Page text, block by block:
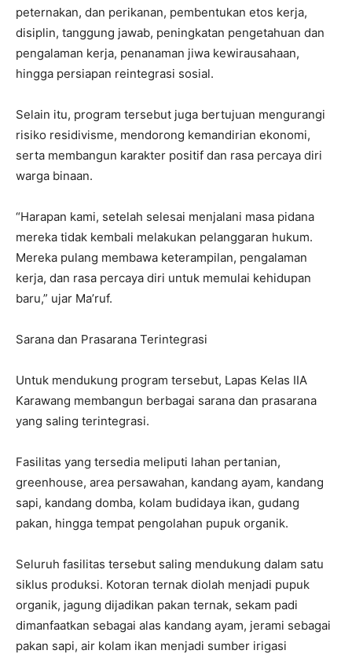
peternakan, dan perikanan, pembentukan etos kerja,
disiplin, tanggung jawab, peningkatan pengetahuan dan
pengalaman kerja, penanaman jiwa kewirausahaan,
hingga persiapan reintegrasi sosial.
Selain itu, program tersebut juga bertujuan mengurangi
risiko residivisme, mendorong kemandirian ekonomi,
serta membangun karakter positif dan rasa percaya diri
warga binaan.
“Harapan kami, setelah selesai menjalani masa pidana
mereka tidak kembali melakukan pelanggaran hukum.
Mereka pulang membawa keterampilan, pengalaman
kerja, dan rasa percaya diri untuk memulai kehidupan
baru,” ujar Ma’ruf.
Sarana dan Prasarana Terintegrasi
Untuk mendukung program tersebut, Lapas Kelas IIA
Karawang membangun berbagai sarana dan prasarana
yang saling terintegrasi.
Fasilitas yang tersedia meliputi lahan pertanian,
greenhouse, area persawahan, kandang ayam, kandang
sapi, kandang domba, kolam budidaya ikan, gudang
pakan, hingga tempat pengolahan pupuk organik.
Seluruh fasilitas tersebut saling mendukung dalam satu
siklus produksi. Kotoran ternak diolah menjadi pupuk
organik, jagung dijadikan pakan ternak, sekam padi
dimanfaatkan sebagai alas kandang ayam, jerami sebagai
pakan sapi, air kolam ikan menjadi sumber irigasi